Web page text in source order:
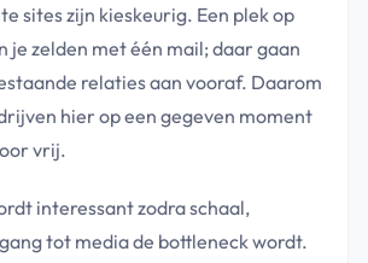
sites zijn kieskeurig. Een plek op
je zelden met één mail; daar gaan
relaties aan vooraf. Daarom
hier op een gegeven moment
vrij.
interessant zodra schaal,
tot media de bottleneck wordt.